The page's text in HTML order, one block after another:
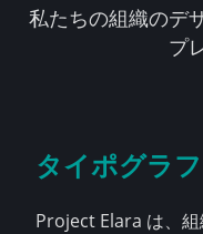
私たちの組織のデ
プ
タイポグラ
Project Elara は、